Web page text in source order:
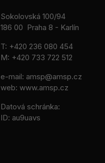
Sokolovská 100/94
186 00 Praha 8 - Karlín
T: +420 236 080 454
M: +420 733 722 512
e-mail: amsp@amsp.cz
web: www.amsp.cz
Datová schránka:
ID: au9uavs